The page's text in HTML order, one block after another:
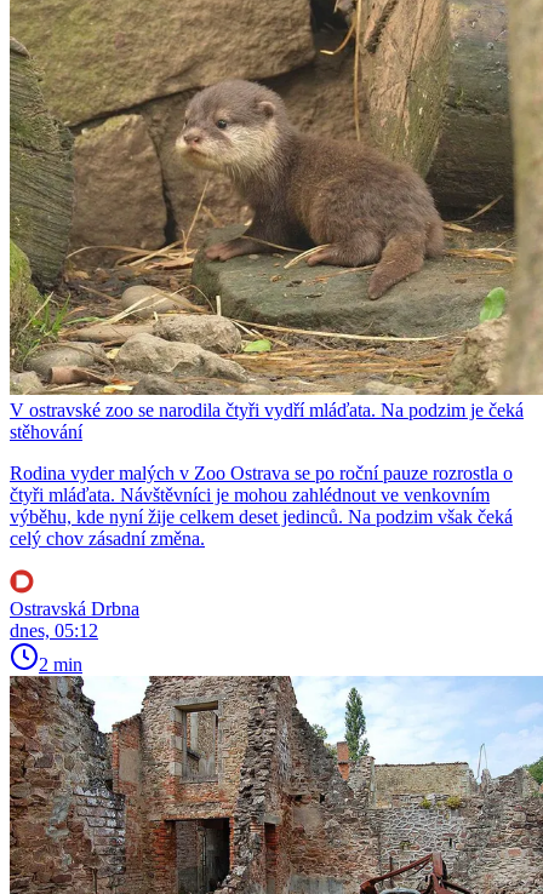
V ostravské zoo se narodila čtyři vydří mláďata. Na podzim je čeká
stěhování
Rodina vyder malých v Zoo Ostrava se po roční pauze rozrostla o
čtyři mláďata. Návštěvníci je mohou zahlédnout ve venkovním
výběhu, kde nyní žije celkem deset jedinců. Na podzim však čeká
celý chov zásadní změna.
Ostravská Drbna
dnes, 05:12
2 min